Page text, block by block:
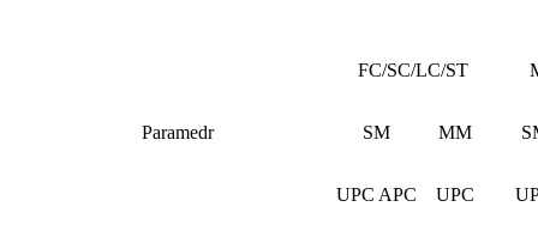
Paramedr
FC/SC/LC/ST
SM MM
UPC APC UPC